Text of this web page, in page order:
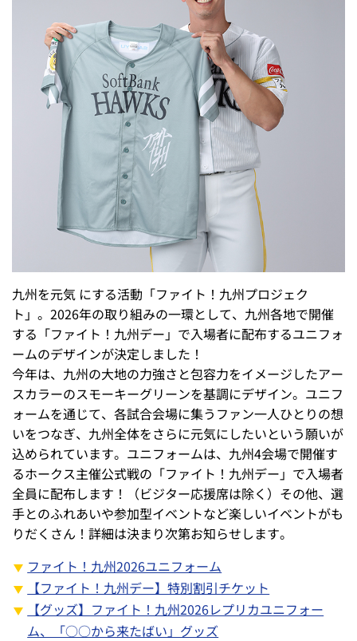
九州を元気 にする活動「ファイト！九州プロジェク
ト」。2026年の取り組みの一環として、九州各地で開催
する「ファイト！九州デー」で入場者に配布するユニフォ
ームのデザインが決定しました！
今年は、九州の大地の力強さと包容力をイメージしたアー
スカラーのスモーキーグリーンを基調にデザイン。ユニフ
ォームを通じて、各試合会場に集うファン一人ひとりの想
いをつなぎ、九州全体をさらに元気にしたいという願いが
込められています。ユニフォームは、九州4会場で開催す
るホークス主催公式戦の「ファイト！九州デー」で入場者
全員に配布します！（ビジター応援席は除く）その他、選
手とのふれあいや参加型イベントなど楽しいイベントがも
りだくさん！詳細は決まり次第お知らせします。
ファイト！九州2026ユニフォーム
【ファイト！九州デー】特別割引チケット
【グッズ】ファイト！九州2026レプリカユニフォー
ム、「○○から来たばい」グッズ